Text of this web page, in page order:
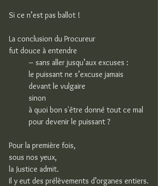
Si ce n’est pas ballot !
La conclusion du Procureur
fut douce à entendre
– sans aller jusqu’aux excuses :
le puissant ne s’excuse jamais
devant le vulgaire
sinon
à quoi bon s'être donné tout ce mal
pour devenir le puissant ?
Pour la première fois,
sous nos yeux,
la Justice admit.
Il y eut des prélèvements d’organes entiers.